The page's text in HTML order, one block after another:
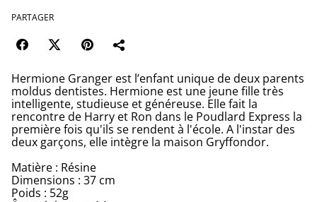
PARTAGER
Hermione Granger est l’enfant unique de deux parents
moldus dentistes. Hermione est une jeune fille très
intelligente, studieuse et généreuse. Elle fait la
rencontre de Harry et Ron dans le Poudlard Express la
première fois qu'ils se rendent à l'école. A l'instar des
deux garçons, elle intègre la maison Gryffondor.
Matière : Résine
Dimensions : 37 cm
Poids : 52g